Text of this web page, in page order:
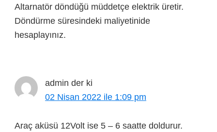
Altarnatör döndüğü müddetçe elektrik üretir.
Döndürme süresindeki maliyetinide
hesaplayınız.
admin der ki
02 Nisan 2022 ile 1:09 pm
Araç aküsü 12Volt ise 5 – 6 saatte doldurur.